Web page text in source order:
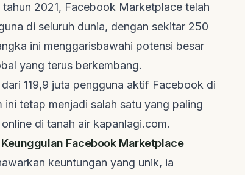
tahun 2021, Facebook Marketplace telah
di seluruh dunia, dengan sekitar 250
ini menggarisbawahi potensi besar
yang terus berkembang.
119,9 juta pengguna aktif Facebook di
tetap menjadi salah satu yang paling
di tanah air kapanlagi.com.
Facebook Marketplace
keuntungan yang unik, ia